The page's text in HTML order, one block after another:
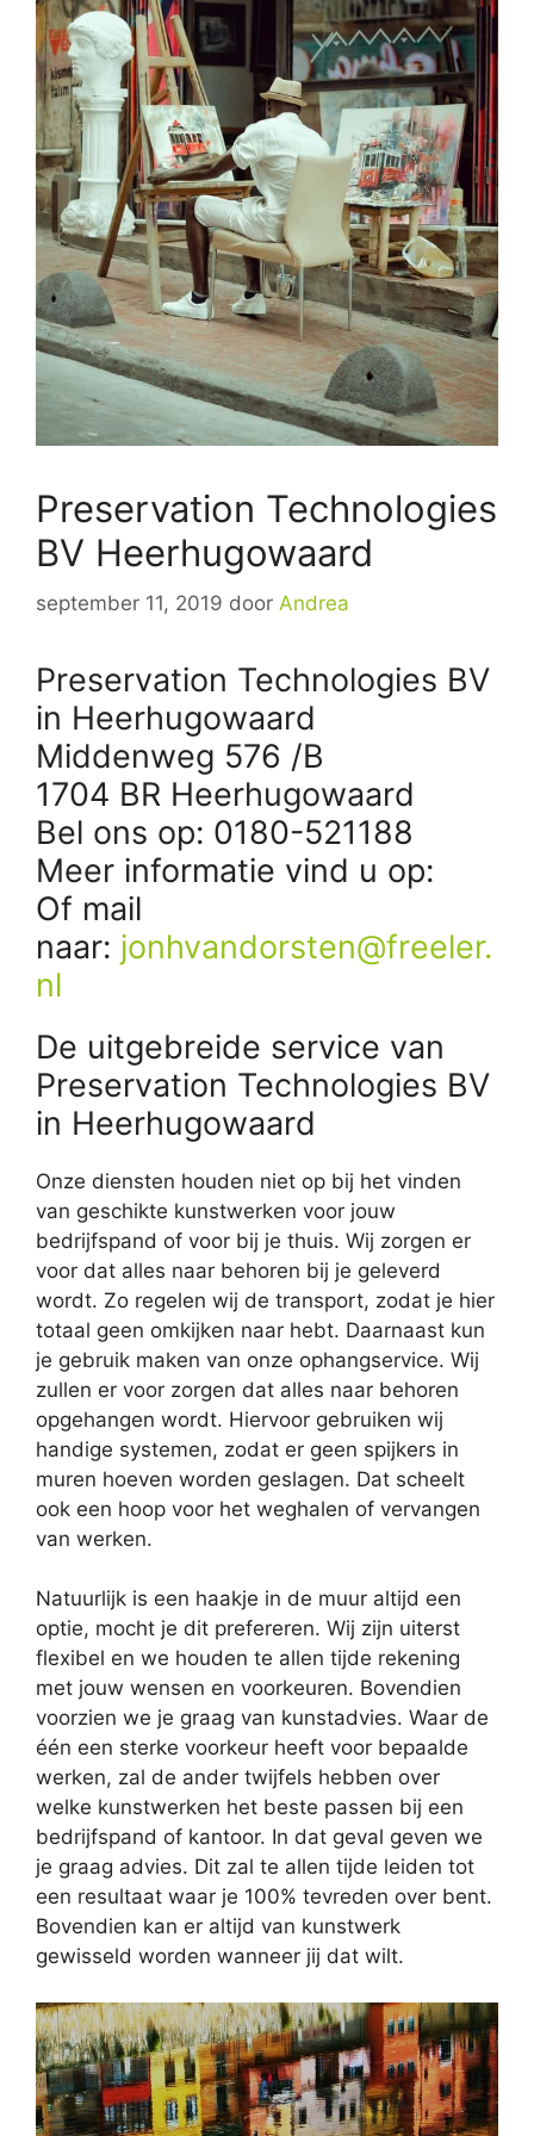
Preservation Technologies
BV Heerhugowaard
september 11, 2019 door Andrea
Preservation Technologies BV
in Heerhugowaard
Middenweg 576 /B
1704 BR Heerhugowaard
Bel ons op: 0180-521188
Meer informatie vind u op:
Of mail
naar: jonhvandorsten@freeler.
nl
De uitgebreide service van
Preservation Technologies BV
in Heerhugowaard
Onze diensten houden niet op bij het vinden
van geschikte kunstwerken voor jouw
bedrijfspand of voor bij je thuis. Wij zorgen er
voor dat alles naar behoren bij je geleverd
wordt. Zo regelen wij de transport, zodat je hier
totaal geen omkijken naar hebt. Daarnaast kun
je gebruik maken van onze ophangservice. Wij
zullen er voor zorgen dat alles naar behoren
opgehangen wordt. Hiervoor gebruiken wij
handige systemen, zodat er geen spijkers in
muren hoeven worden geslagen. Dat scheelt
ook een hoop voor het weghalen of vervangen
van werken.
Natuurlijk is een haakje in de muur altijd een
optie, mocht je dit prefereren. Wij zijn uiterst
flexibel en we houden te allen tijde rekening
met jouw wensen en voorkeuren. Bovendien
voorzien we je graag van kunstadvies. Waar de
één een sterke voorkeur heeft voor bepaalde
werken, zal de ander twijfels hebben over
welke kunstwerken het beste passen bij een
bedrijfspand of kantoor. In dat geval geven we
je graag advies. Dit zal te allen tijde leiden tot
een resultaat waar je 100% tevreden over bent.
Bovendien kan er altijd van kunstwerk
gewisseld worden wanneer jij dat wilt.